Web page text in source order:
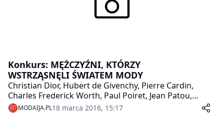
Konkurs: MĘŻCZYŹNI, KTÓRZY
WSTRZĄSNĘLI ŚWIATEM MODY
Christian Dior, Hubert de Givenchy, Pierre Cardin,
Charles Frederick Worth, Paul Poiret, Jean Patou,
Cristóbal Balenciaga, Yves Saint Laurent, Karl
Lagerfeld, Jean Paul Gaultier, Christian Lacroix, John
MODAIJA.PL18 marca 2016, 15:17